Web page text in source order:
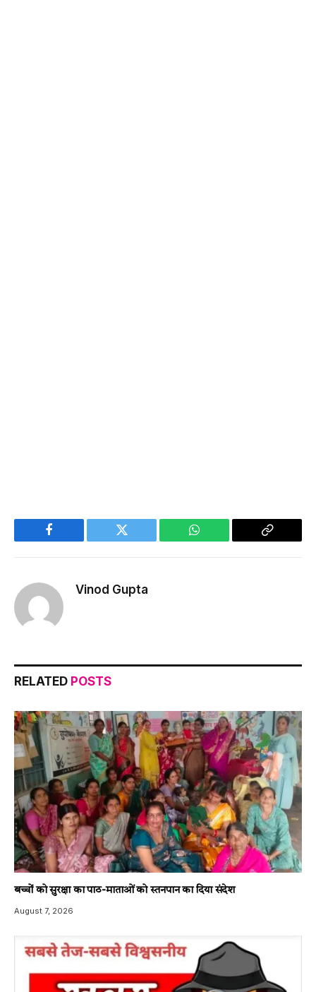
Facebook Twitter WhatsApp
Copy
Vinod Gupta
RELATED POSTS
बच्चों को सुरक्षा का पाठ-माताओं को स्तनपान का दिया संदेश
August 7, 2026